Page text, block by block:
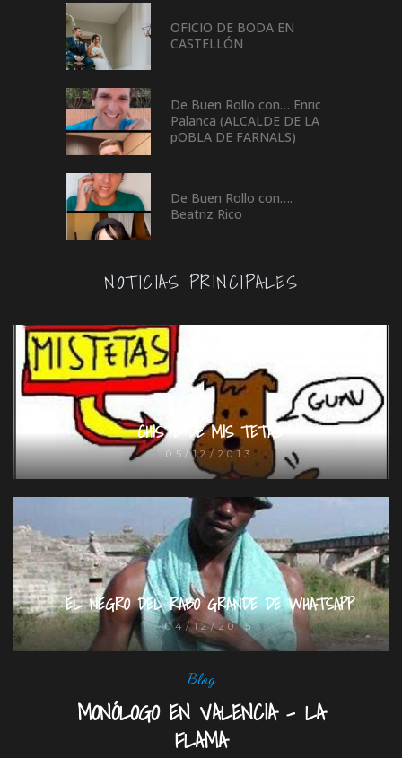
OFICIO DE BODA EN
CASTELLÓN
De Buen Rollo con… Enric
Palanca (ALCALDE DE LA
pOBLA DE FARNALS)
De Buen Rollo con….
Beatriz Rico
NOTICIAS PRINCIPALES
CHISTE DE MIS TETAS
05/12/2013
EL NEGRO DEL RABO GRANDE DE WHATSAPP
04/12/2015
Blog
MONÓLOGO EN VALENCIA – LA
FLAMA